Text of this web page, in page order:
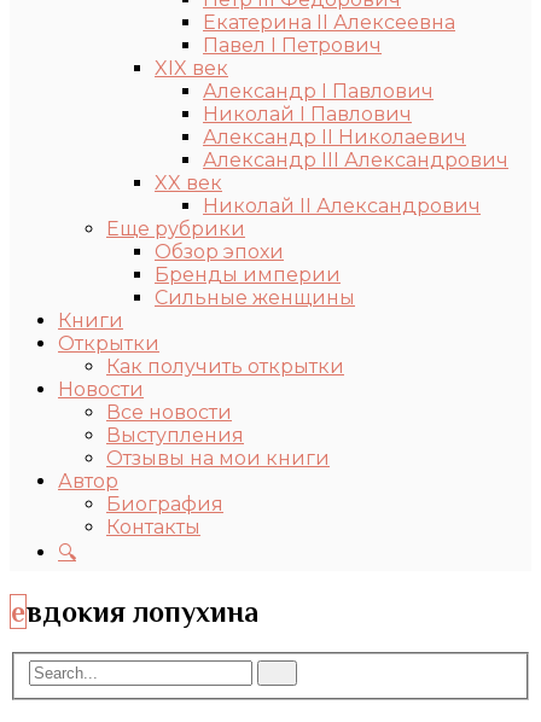
Екатерина II Алексеевна
Павел I Петрович
XIX век
Александр I Павлович
Николай I Павлович
Александр II Николаевич
Александр III Александрович
XX век
Николай II Александрович
Еще рубрики
Обзор эпохи
Бренды империи
Сильные женщины
Книги
Открытки
Как получить открытки
Новости
Все новости
Выступления
Отзывы на мои книги
Автор
Биография
Контакты
🔍
евдокия лопухина